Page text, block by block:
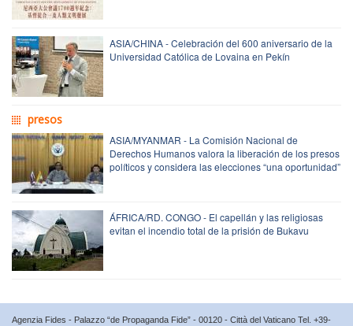
ASIA/CHINA - Celebración del 600 aniversario de la
Universidad Católica de Lovaina en Pekín
presos
ASIA/MYANMAR - La Comisión Nacional de
Derechos Humanos valora la liberación de los presos
políticos y considera las elecciones “una oportunidad”
ÁFRICA/RD. CONGO - El capellán y las religiosas
evitan el incendio total de la prisión de Bukavu
Agenzia Fides - Palazzo “de Propaganda Fide” - 00120 - Città del Vaticano Tel. +39-